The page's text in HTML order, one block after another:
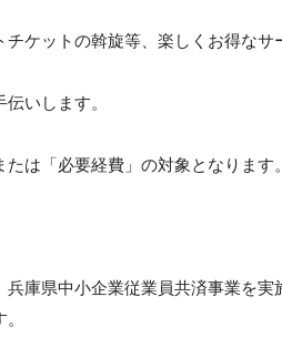
ケットの斡旋等、楽しくお得なサ
いします。
は「必要経費」の対象となります。
庫県中小企業従業員共済事業を